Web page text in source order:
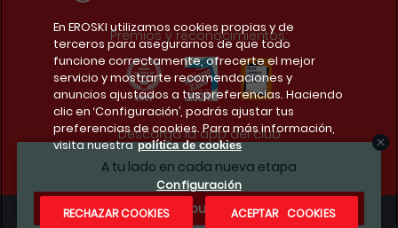
A tu lado en cada nueva etapa
¿Te apuntas?
Premios y reconocimientos:
Descarga la app del club
En EROSKI utilizamos cookies propias y de
terceros para asegurarnos de que todo
funcione correctamente, ofrecerte el mejor
servicio y mostrarte recomendaciones y
anuncios ajustados a tus preferencias. Haciendo
clic en ‘Configuración’, podrás ajustar tus
preferencias de cookies. Para más información,
visita nuestra política de cookies
Configuración
RECHAZAR COOKIES
ACEPTAR COOKIES